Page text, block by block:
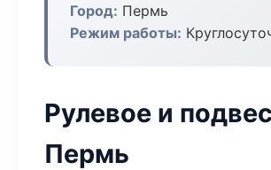
Город: Пермь
Режим работы:
Рулевое и
Пермь